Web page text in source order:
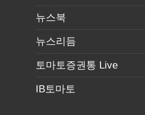
뉴스북
뉴스리듬
토마토증권통 Live
IB토마토